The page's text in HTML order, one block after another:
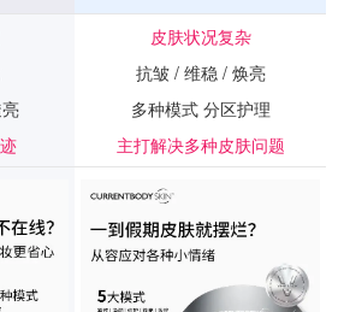
皮肤状况复杂
抗皱 / 维稳 / 焕亮
多种模式 分区护理
主打解决多种皮肤问题